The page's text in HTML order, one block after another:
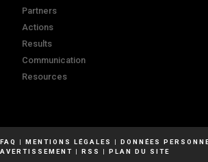
Partners
Actions
Results
Communication
Resources
FAQ | MENTIONS LÉGALES | DONNÉES
AVERTISSEMENT | RSS | PLAN DU SITE